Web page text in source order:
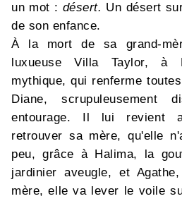
un mot : désert. Un désert
de son enfance.
À la mort de sa grand-
luxueuse Villa Taylor, à
mythique, qui renferme
Diane, scrupuleusement
entourage. Il lui revient
retrouver sa mère, qu'elle
peu, grâce à Halima, la
jardinier aveugle, et
mère, elle va lever le voile